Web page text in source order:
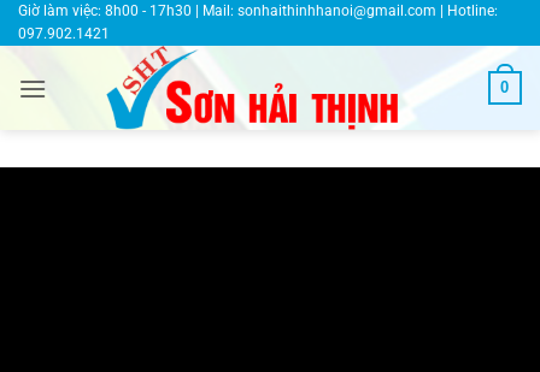
Bỏ
qua
dung
Giờ làm việc: 8h00 - 17h30 | Mail: sonhaithinhhanoi@gmail.com | Hotline:
097.902.1421
0